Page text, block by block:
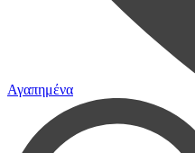
Αγαπημένα